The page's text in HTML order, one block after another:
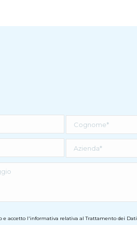
e accetto l'informativa relativa al Trattamento dei Dati